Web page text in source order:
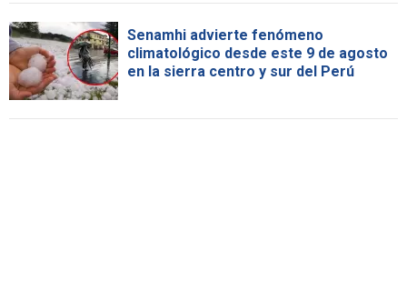
Senamhi advierte fenómeno
climatológico desde este 9 de agosto
en la sierra centro y sur del Perú